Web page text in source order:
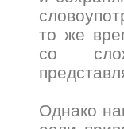
то же
со
Однако